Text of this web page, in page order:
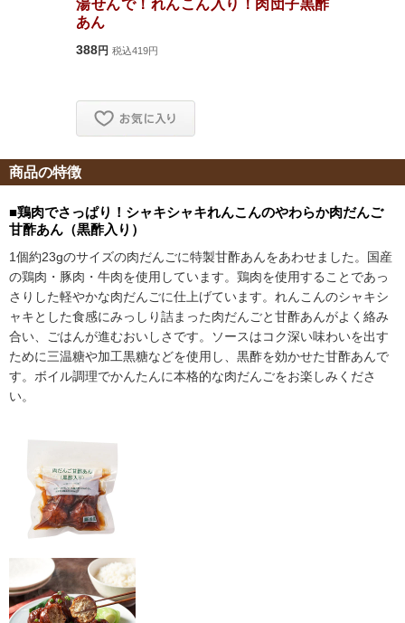
商品の特徴
■鶏肉でさっぱり！シャキシャキれんこんのやわらか肉だんご
甘酢あん（黒酢入り）
1個約23gのサイズの肉だんごに特製甘酢あんをあわせました。国産
の鶏肉・豚肉・牛肉を使用しています。鶏肉を使用することであっ
さりした軽やかな肉だんごに仕上げています。れんこんのシャキシ
ャキとした食感にみっしり詰まった肉だんごと甘酢あんがよく絡み
合い、ごはんが進むおいしさです。ソースはコク深い味わいを出す
ために三温糖や加工黒糖などを使用し、黒酢を効かせた甘酢あんで
す。ボイル調理でかんたんに本格的な肉だんごをお楽しみくださ
い。